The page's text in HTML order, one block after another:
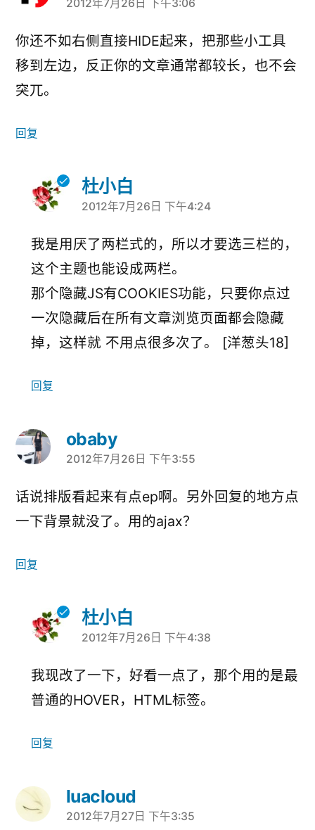
说：
2012年7月26日 下午3:06
你还不如右侧直接HIDE起来，把那些小工具
移到左边，反正你的文章通常都较长，也不会
突兀。
回复
杜小白
说：
2012年7月26日 下午4:24
我是用厌了两栏式的，所以才要选三栏的，
这个主题也能设成两栏。
那个隐藏JS有COOKIES功能，只要你点过
一次隐藏后在所有文章浏览页面都会隐藏
掉，这样就 不用点很多次了。 [洋葱头18]
回复
obaby
说：
2012年7月26日 下午3:55
话说排版看起来有点ep啊。另外回复的地方点
一下背景就没了。用的ajax？
回复
杜小白
说：
2012年7月26日 下午4:38
我现改了一下，好看一点了，那个用的是最
普通的HOVER，HTML标签。
回复
luacloud
说：
2012年7月27日 下午3:35